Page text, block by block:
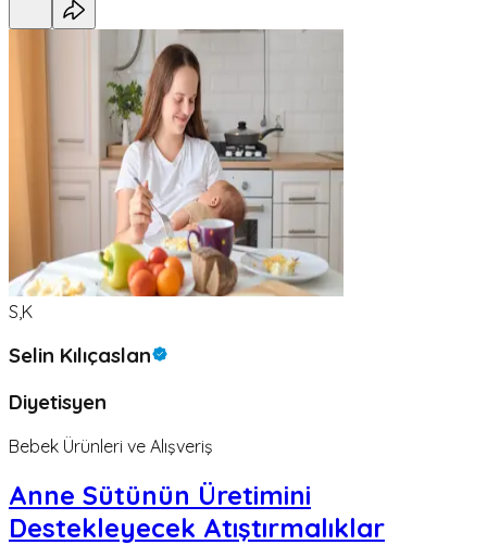
S,K
Selin Kılıçaslan
Diyetisyen
Bebek Ürünleri ve Alışveriş
Anne Sütünün Üretimini
Destekleyecek Atıştırmalıklar